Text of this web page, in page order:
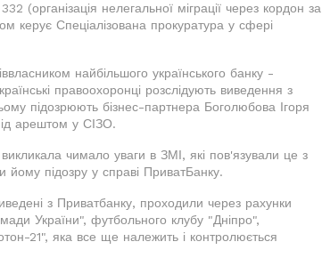
(організація нелегальної міграції через кордон за
керує Спеціалізована прокуратура у сфері
найбільшого українського банку -
правоохоронці розслідують виведення з
підозрюють бізнес-партнера Боголюбова Ігоря
арештом у СІЗО.
чимало уваги в ЗМІ, які пов'язували це з
підозру у справі ПриватБанку.
з Приватбанку, проходили через рахунки
України", футбольного клубу "Дніпро",
21", яка все ще належить і контролюється